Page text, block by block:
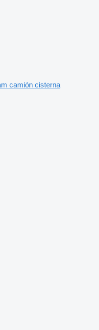
camión cisterna